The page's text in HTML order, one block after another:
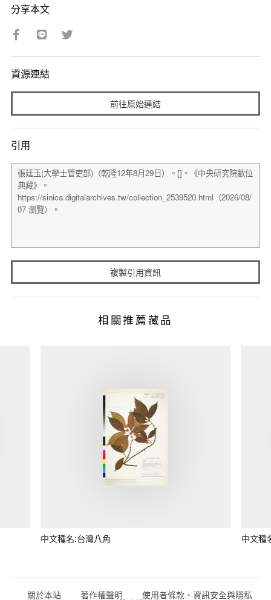
分享本文
資源連結
前往原始連結
引用
複製引用資訊
相關推薦藏品
中文種名:台灣八角 中文種
關於本站 著作權聲明 使用者條款、資訊安全與隱私